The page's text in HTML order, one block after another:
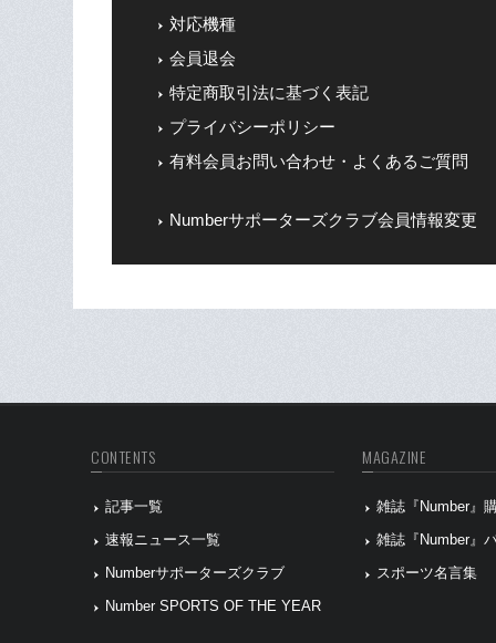
対応機種
会員退会
特定商取引法に基づく表記
プライバシーポリシー
有料会員お問い合わせ・よくあるご質問
Numberサポーターズクラブ会員情報変更
CONTENTS
記事一覧
速報ニュース一覧
Numberサポーターズクラブ
Number SPORTS OF THE YEAR
MAGAZINE
雑誌『Number』
雑誌『Number』
スポーツ名言集